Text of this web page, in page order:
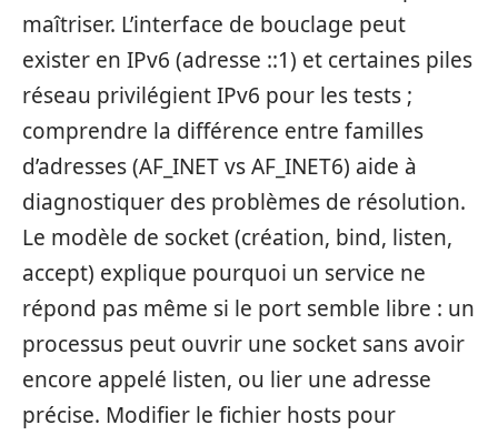
maîtriser. L’interface de bouclage peut
exister en IPv6 (adresse ::1) et certaines piles
réseau privilégient IPv6 pour les tests ;
comprendre la différence entre familles
d’adresses (AF_INET vs AF_INET6) aide à
diagnostiquer des problèmes de résolution.
Le modèle de socket (création, bind, listen,
accept) explique pourquoi un service ne
répond pas même si le port semble libre : un
processus peut ouvrir une socket sans avoir
encore appelé listen, ou lier une adresse
précise. Modifier le fichier hosts pour